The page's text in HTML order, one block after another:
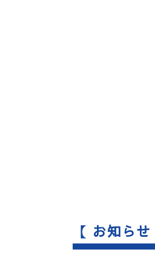
【 お知ら